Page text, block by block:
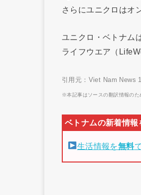
さらにユニクロはオ
ユニクロ・ベトナム
ライフウエア（
引用元：Viet Nam News
※本記事はソースの翻訳情報のた
生活情報を無料